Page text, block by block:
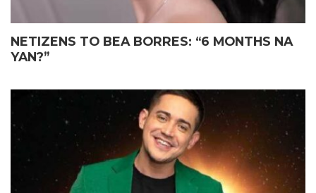
NETIZENS TO BEA BORRES: “6 MONTHS NA
YAN?”